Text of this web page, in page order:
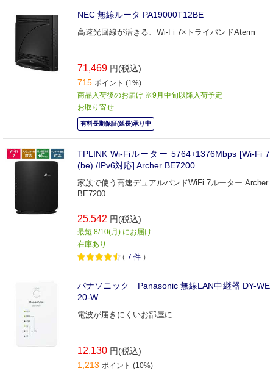
NEC 無線ルータ PA19000T12BE
高速光回線が活きる、Wi-Fi 7×トライバンドAterm
71,469 円(税込)
715 ポイント (1%)
商品入荷後のお届け ※9月中旬以降入荷予定
お取り寄せ
有料長期保証(延長)承り中
TPLINK Wi-Fiルーター 5764+1376Mbps [Wi-Fi 7
(be) /IPv6対応] Archer BE7200
家族で使う高速デュアルバンドWiFi 7ルーター Archer
BE7200
25,542 円(税込)
最短 8/10(月) にお届け
在庫あり
（ 7 件 ）
パナソニック Panasonic 無線LAN中継器 DY-WE
20-W
電波が届きにくいお部屋に
12,130 円(税込)
1,213 ポイント (10%)